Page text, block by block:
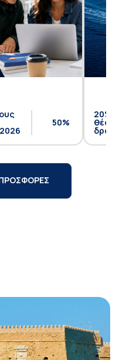
50%
20%
θέση
ΠΡΟΣΦΟΡΕΣ